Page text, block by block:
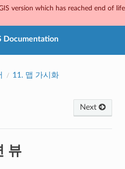
version which has reached end of
Documentation
11. 맵 가시화
Next
뷰